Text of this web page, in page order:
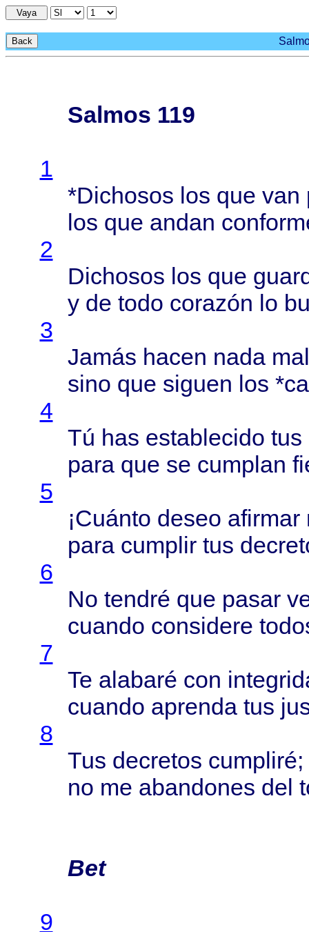
Vaya
Back
Salmos 119
1
*Dichosos los que van
los que andan
2
Dichosos los que
y de todo corazón lo
3
Jamás hacen nada
sino que siguen los *
4
Tú has establecido tus
paraque se cumplan
5
¡Cuánto deseo afirmar
para cumplirtus
6
No tendré que pasar
cuando considere
7
Te alabaré con
cuando aprendatus
8
Tus decretos cumpliré;
no me abandones del
Bet
9